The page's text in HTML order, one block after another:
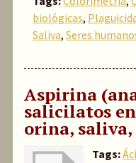
biológicas,
Saliva, Seres
Aspirina
salicilatos
orina,
Tags: